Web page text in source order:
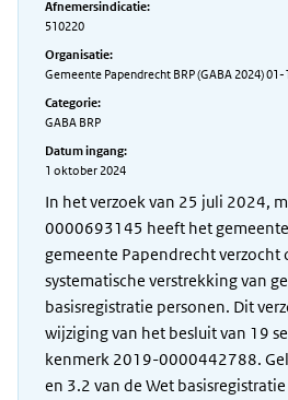
Afnemersindicatie:
510220
Organisatie:
Gemeente Papendrecht BRP (GABA 2024)
Categorie:
GABA BRP
Datum ingang:
1 oktober 2024
In het verzoek van 25 juli 2024,
0000693145 heeft het
gemeente Papendrecht verzocht
systematische verstrekking van
basisregistratie personen. Dit
wijziging van het besluit van 19
kenmerk 2019-0000442788.
en 3.2 van de Wet